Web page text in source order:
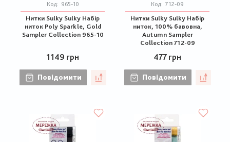
Код: 965-10
Нитки Sulky Sulky Набір
ниток Poly Sparkle, Gold
Sampler Collection 965-10
1149 грн
Повідомити
Код: 712-09
Нитки Sulky Sulky Набір
ниток, 100% бавовна,
Autumn Sampler
Collection 712-09
477 грн
Повідомити